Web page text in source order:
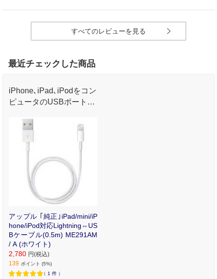
すべてのレビューを見る
最近チェックした商品
iPhone､iPad､iPodをコン
ピュータのUSBポートに
行えます
アップル ｢純正｣iPad/mini/iP
hone/iPod対応Lightning⇔US
Bケーブル(0.5m) ME291AM
/ A (ホワイト)
2,780 円(税込)
139 ポイント (5%)
（ 1 件 ）